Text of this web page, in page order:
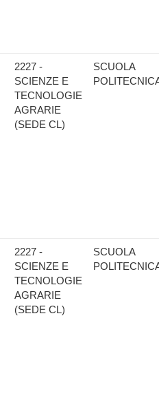
2227 -
SCIENZE E
TECNOLOGIE
AGRARIE
(SEDE CL)
SCUOLA
2227 -
SCIENZE E
TECNOLOGIE
AGRARIE
(SEDE CL)
SCUOLA